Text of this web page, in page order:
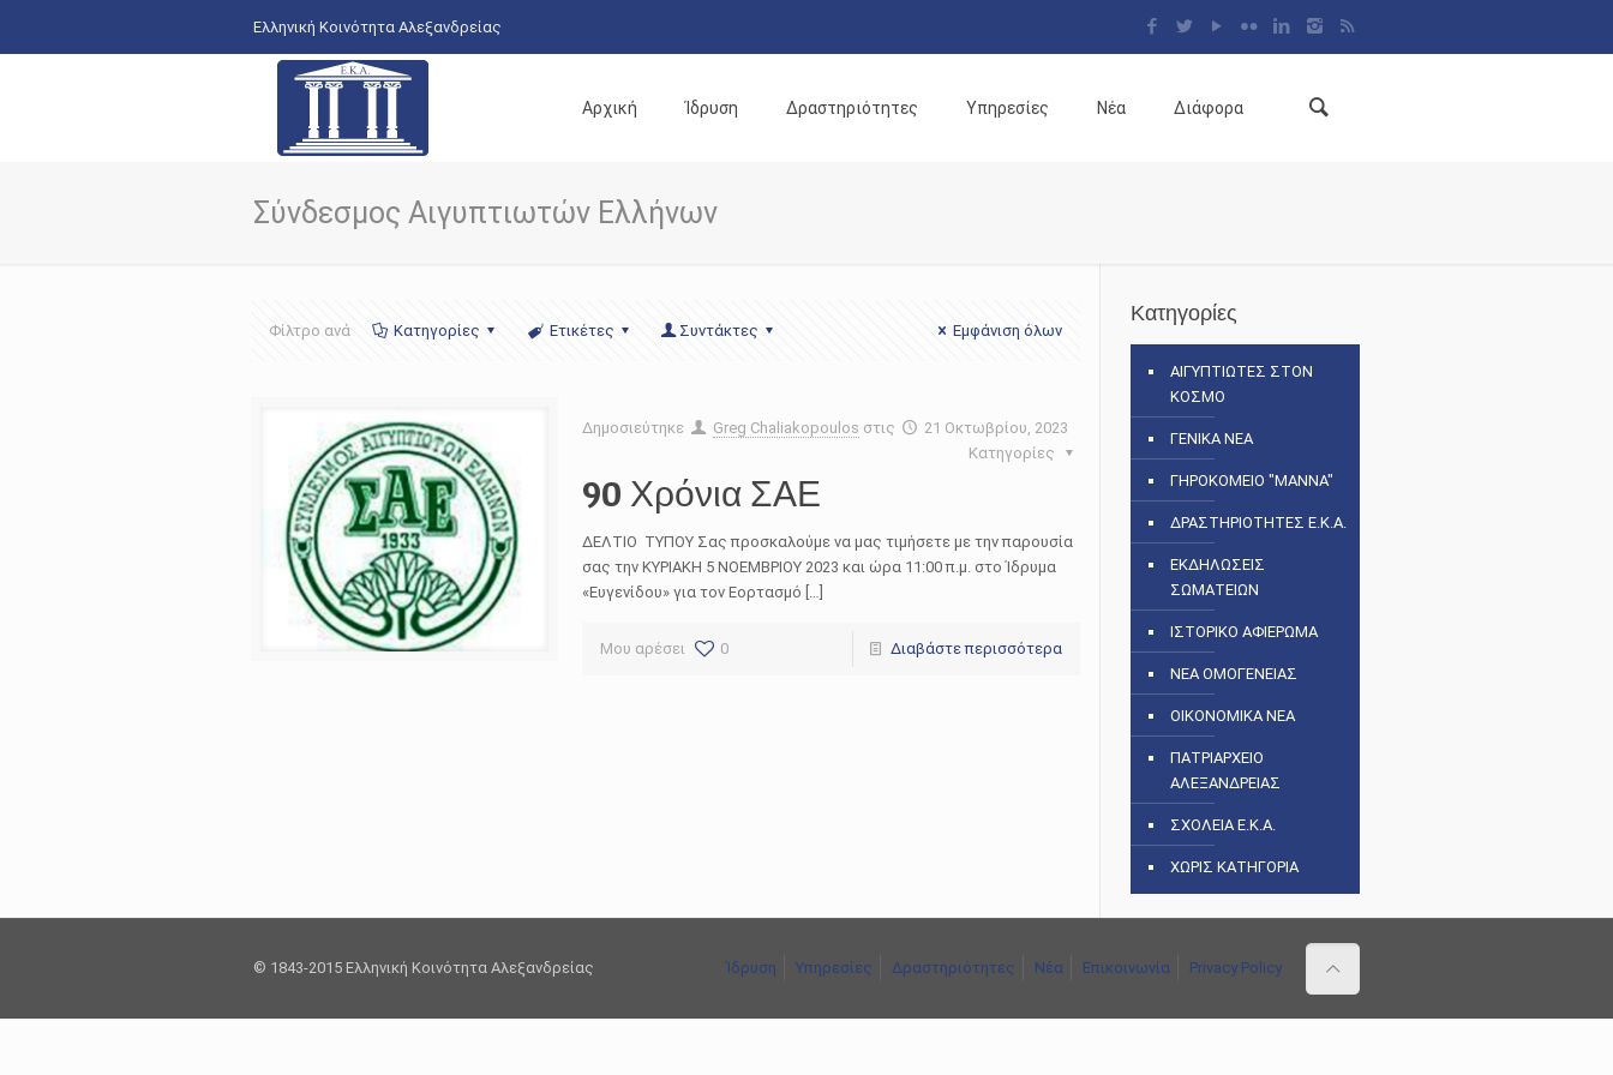
Ελληνική Κοινότητα Αλεξανδρείας
Αρχική Ίδρυση Δραστηριότητες Υπηρεσίες Νέα Διάφορα
Σύνδεσμος Αιγυπτιωτών Ελλήνων
Φίλτρο ανά Κατηγορίες Ετικέτες Συντάκτες Εμφάνιση όλων
Δημοσιεύτηκε Greg Chaliakopoulos στις
21 Οκτωβρίου, 2023
Κατηγορίες
90 Χρόνια ΣΑΕ
ΔΕΛΤΙΟ ΤΥΠΟΥ Σας προσκαλούμε να μας τιμήσετε με την παρουσία
σας την ΚΥΡΙΑΚΗ 5 ΝΟΕΜΒΡΙΟΥ 2023 και ώρα 11:00 π.μ. στο Ίδρυμα
«Ευγενίδου» για τον Εορτασμό […]
Μου αρέσει 0 Διαβάστε περισσότερα
Κατηγορίες
ΑΙΓΥΠΤΙΩΤΕΣ ΣΤΟΝ
ΚΟΣΜΟ
ΓΕΝΙΚΑ ΝΕΑ
ΓΗΡΟΚΟΜΕΙΟ "ΜΑΝΝΑ"
ΔΡΑΣΤΗΡΙΟΤΗΤΕΣ Ε.Κ.Α.
ΕΚΔΗΛΩΣΕΙΣ
ΣΩΜΑΤΕΙΩΝ
ΙΣΤΟΡΙΚΟ ΑΦΙΕΡΩΜΑ
ΝΕΑ ΟΜΟΓΕΝΕΙΑΣ
ΟΙΚΟΝΟΜΙΚΑ ΝΕΑ
ΠΑΤΡΙΑΡΧΕΙΟ
ΑΛΕΞΑΝΔΡΕΙΑΣ
ΣΧΟΛΕΙΑ Ε.Κ.Α.
ΧΩΡΙΣ ΚΑΤΗΓΟΡΙΑ
© 1843-2015 Ελληνική Κοινότητα Αλεξανδρείας Ίδρυση Υπηρεσίες Δραστηριότητες Νέα Επικοινωνία Privacy Policy